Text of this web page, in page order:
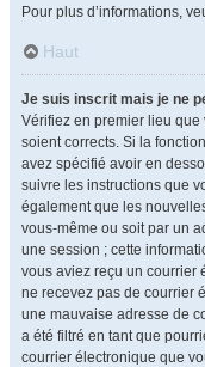
Pour plus d’informations,
Haut
Je suis inscrit mais je ne
Vérifiez en premier lieu que
soient corrects. Si la
avez spécifié avoir en
suivre les instructions que
également que les
vous-même ou soit par un
une session ; cette
vous aviez reçu un courrier
ne recevez pas de courrier
une mauvaise adresse de
a été filtré en tant que
courrier électronique que